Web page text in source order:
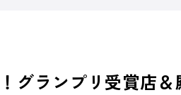
グランプリ受賞店